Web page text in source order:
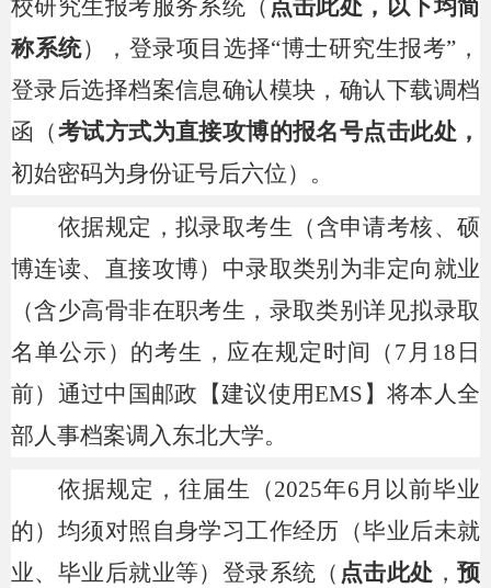
校研究生报考服务系统（ 点击此处 ，以下均简
称系统），登录项目选择“博士研究生报考”，
登录后选择档案信息确认模块，确认下载调档
函（考试方式为直接攻博的报名号点击此处 ，
初始密码为身份证号后六位 ）。
依据规定，拟录取考生（含申请考核、硕
博连读、直接攻博）中录取类别为非定向就业
（含少高骨非在职考生，录取类别详见拟录取
名单公示）的考生，应在规定时间（ 7月18日
前）通过中国邮政【建议使用EMS】将本人全
部人事档案调入东北大学。
依据规定，往届生（2025年6月以前毕业
的）均须对照自身学习工作经历（毕业后未就
业、毕业后就业等）登录系统（ 点击此处 ，预